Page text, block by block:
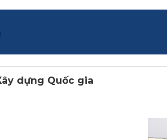
dựng Quốc gia